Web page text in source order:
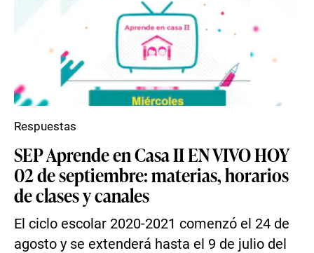
SEP Aprende en Casa II EN VIVO HOY
02 de septiembre: materias, horarios
de clases y canales
El ciclo escolar 2020-2021 comenzó el 24 de
agosto y se extenderá hasta el 9 de julio del
Respuestas